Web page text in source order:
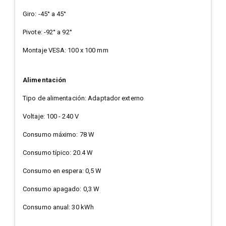
Giro: -45° a 45°
Pivote: -92° a 92°
Montaje VESA: 100 x 100 mm
Alimentación
Tipo de alimentación: Adaptador externo
Voltaje: 100 - 240 V
Consumo máximo: 78 W
Consumo típico: 20.4 W
Consumo en espera: 0,5 W
Consumo apagado: 0,3 W
Consumo anual: 30 kWh